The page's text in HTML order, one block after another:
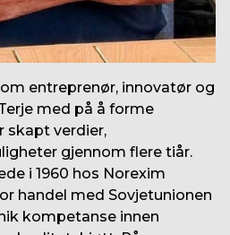
entreprenør, innovatør og
med på å forme
skapt verdier,
gjennom flere tiår.
i 1960 hos Norexim
handel med Sovjetunionen
kompetanse innen